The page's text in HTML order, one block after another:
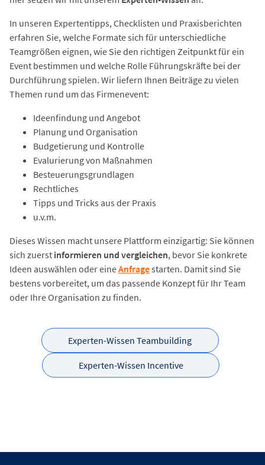
In unseren Expertentipps, Checklisten und Praxisberichten
erfahren Sie, welche Formate sich für unterschiedliche
Teamgrößen eignen, wie Sie den richtigen Zeitpunkt für ein
Event bestimmen und welche Rolle Führungskräfte bei der
Durchführung spielen. Wir liefern Ihnen Beiträge zu vielen
Themen rund um das Firmenevent:
Ideenfindung und Angebot
Planung und Organisation
Budgetierung und Kontrolle
Evalurierung von Maßnahmen
Besteuerungsgrundlagen
Rechtliches
Tipps und Tricks aus der Praxis
u.v.m.
Dieses Wissen macht unsere Plattform einzigartig: Sie können
sich zuerst informieren und vergleichen, bevor Sie konkrete
Ideen auswählen oder eineAnfragestarten. Damit sind Sie
bestens vorbereitet, um das passende Konzept für Ihr Team
oder Ihre Organisation zu finden.
Experten-Wissen Teambuilding
Experten-Wissen Incentive